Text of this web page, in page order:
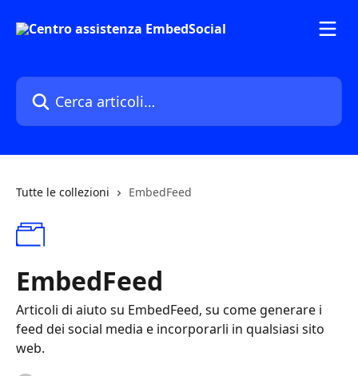
Cerca articoli…
Tutte le collezioni EmbedFeed
EmbedFeed
Articoli di aiuto su EmbedFeed, su come generare i
feed dei social media e incorporarli in qualsiasi sito
web.